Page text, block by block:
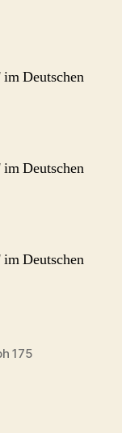
Deutschen
Deutschen
Deutschen
175